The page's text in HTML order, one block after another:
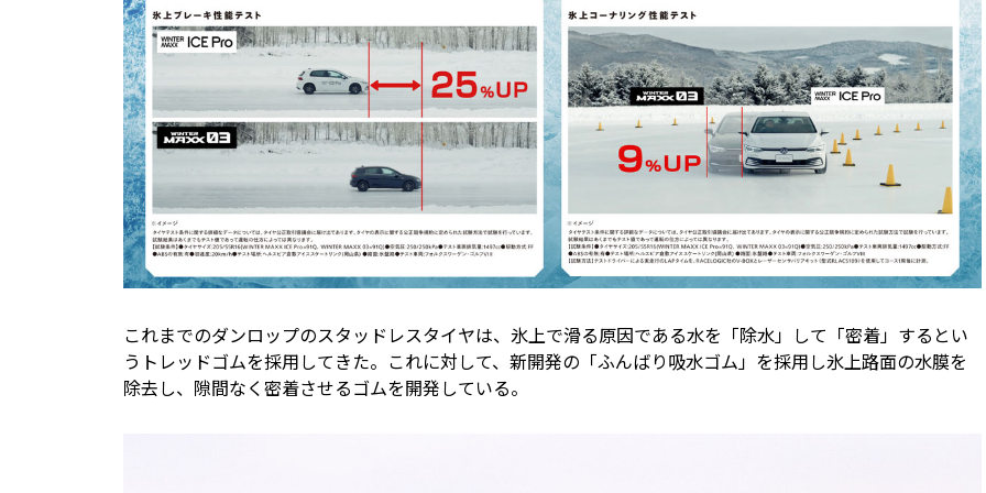
これまでのダンロップのスタッドレスタイヤは、氷上で滑る原因である水を「除水」して「密着」するとい
うトレッドゴムを採用してきた。これに対して、新開発の「ふんばり吸水ゴム」を採用し氷上路面の水膜を
除去し、隙間なく密着させるゴムを開発している。